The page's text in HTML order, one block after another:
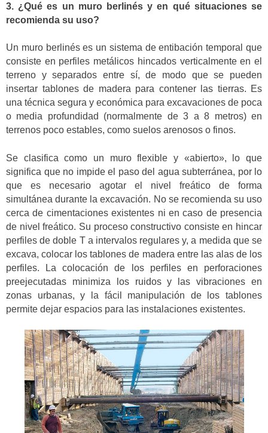
3. ¿Qué es un muro berlinés y en qué situaciones se
recomienda su uso?
Un muro berlinés es un sistema de entibación temporal que
consiste en perfiles metálicos hincados verticalmente en el
terreno y separados entre sí, de modo que se pueden
insertar tablones de madera para contener las tierras. Es
una técnica segura y económica para excavaciones de poca
o media profundidad (normalmente de 3 a 8 metros) en
terrenos poco estables, como suelos arenosos o finos.
Se clasifica como un muro flexible y «abierto», lo que
significa que no impide el paso del agua subterránea, por lo
que es necesario agotar el nivel freático de forma
simultánea durante la excavación. No se recomienda su uso
cerca de cimentaciones existentes ni en caso de presencia
de nivel freático. Su proceso constructivo consiste en hincar
perfiles de doble T a intervalos regulares y, a medida que se
excava, colocar los tablones de madera entre las alas de los
perfiles. La colocación de los perfiles en perforaciones
preejecutadas minimiza los ruidos y las vibraciones en
zonas urbanas, y la fácil manipulación de los tablones
permite dejar espacios para las instalaciones existentes.